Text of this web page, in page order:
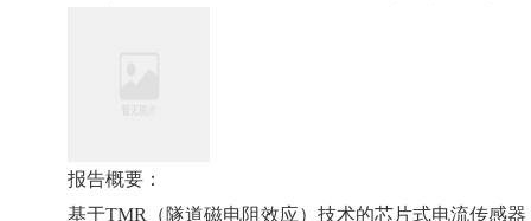
报告概要：
基于TMR（隧道磁电阻效应）技术的芯片式电流传感